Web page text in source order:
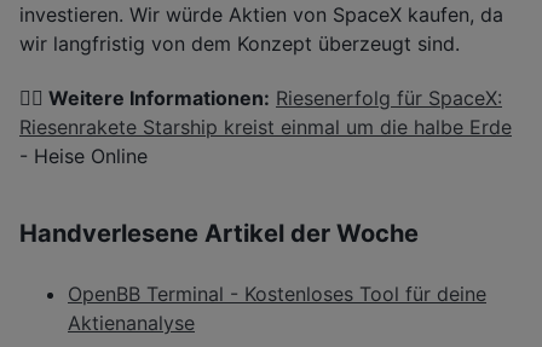
investieren. Wir würde Aktien von SpaceX kaufen, da
wir langfristig von dem Konzept überzeugt sind.
👉🏽 Weitere Informationen: Riesenerfolg für SpaceX:
Riesenrakete Starship kreist einmal um die halbe Erde
- Heise Online
Handverlesene Artikel der Woche
OpenBB Terminal - Kostenloses Tool für deine
Aktienanalyse